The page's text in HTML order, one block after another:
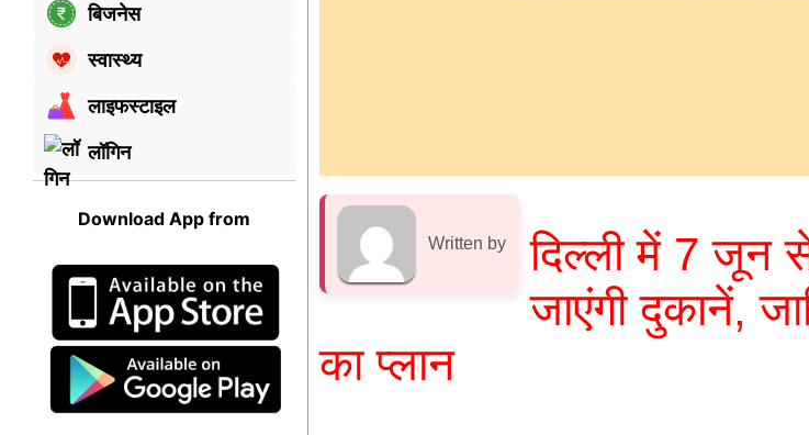
बिजनेस
स्वास्थ्य
लाइफस्टाइल
लॉगिन
Download App from
Written by
दिल्ली में 7 जून
जाएंगी दुकानें,
का प्लान